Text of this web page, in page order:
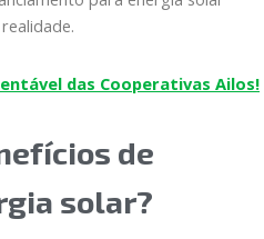
das Cooperativas Ailos!
de
solar?